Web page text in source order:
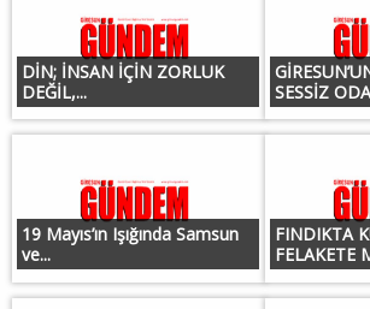
DİN; İNSAN İÇİN ZORLUK
DEĞİL,...
SESSİZ
19 Mayıs’ın Işığında Samsun
ve...
FINDIKTA
FELAKETE